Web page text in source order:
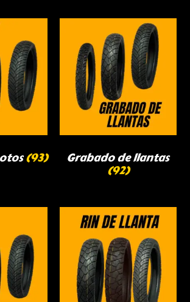
(93) Grabado de llantas
(92)